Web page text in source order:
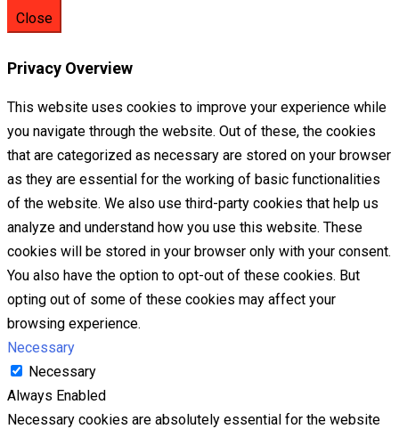
Close
Privacy Overview
This website uses cookies to improve your experience while
you navigate through the website. Out of these, the cookies
that are categorized as necessary are stored on your browser
as they are essential for the working of basic functionalities
of the website. We also use third-party cookies that help us
analyze and understand how you use this website. These
cookies will be stored in your browser only with your consent.
You also have the option to opt-out of these cookies. But
opting out of some of these cookies may affect your
browsing experience.
Necessary
Necessary
Always Enabled
Necessary cookies are absolutely essential for the website